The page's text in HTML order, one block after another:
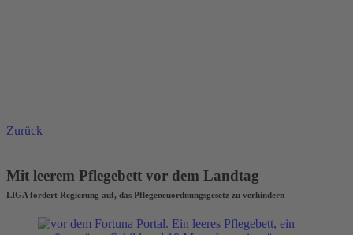
Zurück
Mit leerem Pflegebett vor dem Landtag
LIGA fordert Regierung auf, das Pflegeneuordnungsgesetz zu verhindern